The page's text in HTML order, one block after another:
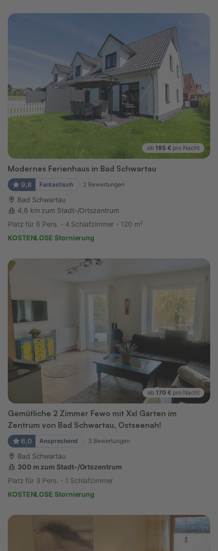
ab 185 € pro Nacht
Modernes Ferienhaus in Bad Schwartau
9,8 Fantastisch 2 Bewertungen
Bad Schwartau
4,6 km zum Stadt-/Ortszentrum
Platz für 6 Pers.
4 Schlafzimmer
120 m²
KOSTENLOSE Stornierung
ab 170 € pro Nacht
Gemütliche 2 Zimmer Fewo mit Xxl Garten im
Zentrum von Bad Schwartau, Ostseenah!
6,0 Ansprechend 3 Bewertungen
Bad Schwartau
300 m zum Stadt-/Ortszentrum
Platz für 3 Pers.
1 Schlafzimmer
KOSTENLOSE Stornierung